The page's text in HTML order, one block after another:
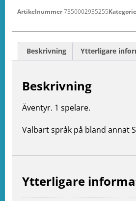
Artikelnummer7350002935255
Beskrivning Ytterligare
Beskrivning
Äventyr. 1 spelare.
Valbart språk på bland annat
Ytterligare